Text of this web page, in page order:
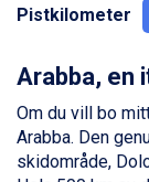
Wagrain
Val
St. Anton
Zell am
Canazei
Pistkilometer
Arabba, en
Om du vill bo
Arabba. Den
skidområde,